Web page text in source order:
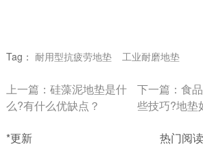
Tag： 耐用型抗疲劳地垫 工业耐磨地垫
上一篇： 硅藻泥地垫是什
么?有什么优缺点？
下一篇： 食
些技巧?地垫
*更新 热门阅读